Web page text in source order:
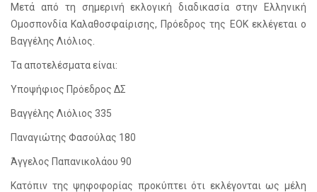
Μετά από τη σημερινή εκλογική διαδικασία στην Ελληνική
Ομοσπονδία Καλαθοσφαίρισης, Πρόεδρος της ΕΟΚ εκλέγεται ο
Βαγγέλης Λιόλιος.
Τα αποτελέσματα είναι:
Υποψήφιος Πρόεδρος ΔΣ
Βαγγέλης Λιόλιος 335
Παναγιώτης Φασούλας 180
Άγγελος Παπανικολάου 90
Κατόπιν της ψηφοφορίας προκύπτει ότι εκλέγονται ως μέλη